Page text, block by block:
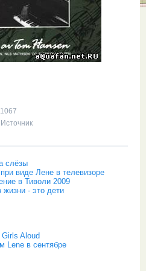
1067
Источник
слёзы
виде Лене в телевизоре
в Тиволи 2009
- это дети
Aloud
Lene в сентябре